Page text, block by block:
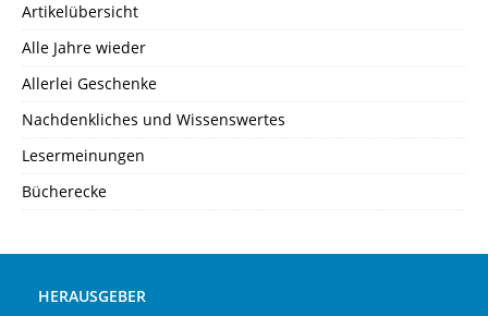
Artikelübersicht
Alle Jahre wieder
Allerlei Geschenke
Nachdenkliches und Wissenswertes
Lesermeinungen
Bücherecke
HERAUSGEBER